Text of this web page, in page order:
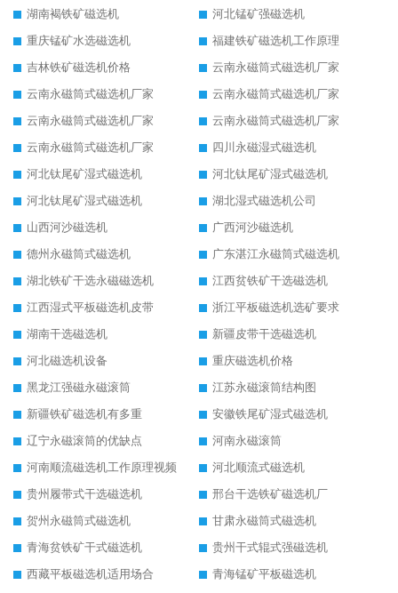
湖南褐铁矿磁选机
河北锰矿强磁选机
重庆锰矿水选磁选机
福建铁矿磁选机工作原理
吉林铁矿磁选机价格
云南永磁筒式磁选机厂家
云南永磁筒式磁选机厂家
云南永磁筒式磁选机厂家
云南永磁筒式磁选机厂家
云南永磁筒式磁选机厂家
云南永磁筒式磁选机厂家
四川永磁湿式磁选机
河北钛尾矿湿式磁选机
河北钛尾矿湿式磁选机
河北钛尾矿湿式磁选机
湖北湿式磁选机公司
山西河沙磁选机
广西河沙磁选机
德州永磁筒式磁选机
广东湛江永磁筒式磁选机
湖北铁矿干选永磁磁选机
江西贫铁矿干选磁选机
江西湿式平板磁选机皮带
浙江平板磁选机选矿要求
湖南干选磁选机
新疆皮带干选磁选机
河北磁选机设备
重庆磁选机价格
黑龙江强磁永磁滚筒
江苏永磁滚筒结构图
新疆铁矿磁选机有多重
安徽铁尾矿湿式磁选机
辽宁永磁滚筒的优缺点
河南永磁滚筒
河南顺流磁选机工作原理视频
河北顺流式磁选机
贵州履带式干选磁选机
邢台干选铁矿磁选机厂
贺州永磁筒式磁选机
甘肃永磁筒式磁选机
青海贫铁矿干式磁选机
贵州干式辊式强磁选机
西藏平板磁选机适用场合
青海锰矿平板磁选机